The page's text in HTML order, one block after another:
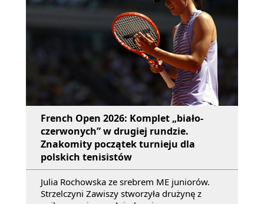
French Open 2026: Komplet „biało-
czerwonych” w drugiej rundzie.
Znakomity początek turnieju dla
polskich tenisistów
Julia Rochowska ze srebrem ME juniorów.
Strzelczyni Zawiszy stworzyła drużynę z